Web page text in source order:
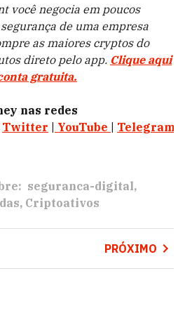
você negocia em poucos
de uma empresa
as maiores cryptos do
direto pelo app. Clique aqui
gratuita.
nas redes
Twitter YouTube Telegram
seguranca-digital
Criptoativos
PRÓXIMO